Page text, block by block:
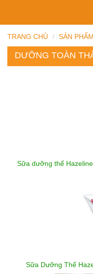
TRANG CHỦ
SẢN PHẨM
DƯỠNG TOÀN
Sữa dưỡng thể
Sữa Dưỡng Thể